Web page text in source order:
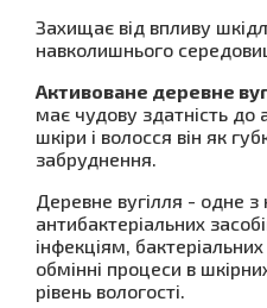
Захищає від впливу
навколишнього
Активоване деревне
має чудову здатність до
шкіри і волосся він як
забруднення.
Деревне вугілля - одне з
антибактеріальних
інфекціям,
обмінні процеси в
рівень вологості.